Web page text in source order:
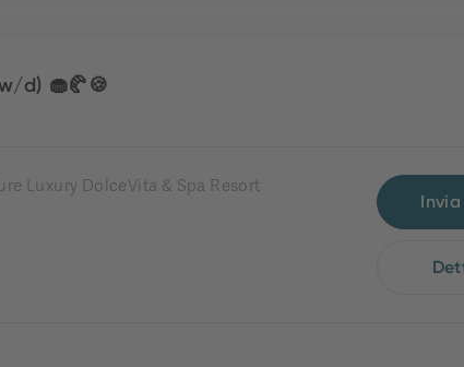
d) 🧁🥐🍪
Luxury DolceVita & Spa Resort